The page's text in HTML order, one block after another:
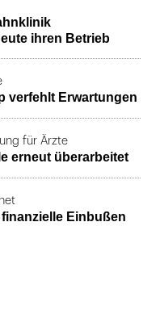
ihren Betrieb
verfehlt Erwartungen
für Ärzte
erneut überarbeitet
Einbußen